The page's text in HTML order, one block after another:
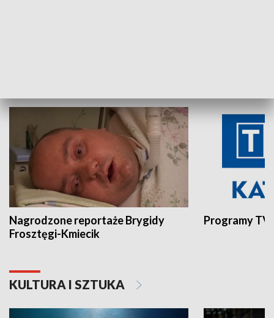
Nagrodzone reportaże Brygidy
Frosztęgi-Kmiecik
Programy
KULTURA I SZTUKA